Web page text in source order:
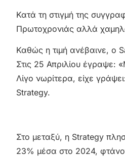
Κατά τη στιγμή της
Πρωτοχρονιάς αλλά
Καθώς η τιμή ανέβαινε, ο
Στις 25 Απριλίου έγραψε:
Λίγο νωρίτερα, είχε
Strategy.
Στο μεταξύ, η Strategy
23% μέσα στο 2024,